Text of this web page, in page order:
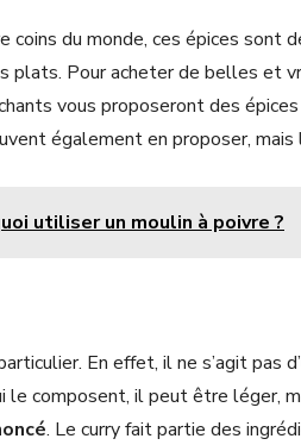
coins du monde, ces épices sont
plats. Pour acheter de belles et
vous proposeront des
également en proposer, mais
utiliser un moulin à poivre ?
En effet, il ne s’agit pas
le composent, il peut être léger,
. Le curry fait partie des